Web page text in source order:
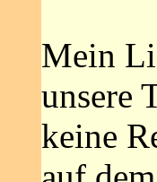
Mein
unsere
keine